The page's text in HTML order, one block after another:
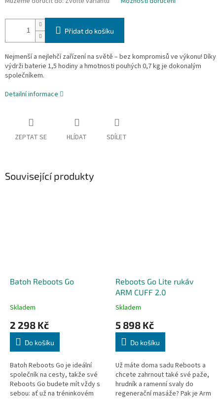
Přidat do košíku
Nejmenší a nejlehčí zařízení na světě – bez kompromisů ve výkonu! Díky
výdrži baterie 1,5 hodiny a hmotnosti pouhých 0,7 kg je dokonalým
společníkem.
Detailní informace
ZEPTAT SE HLÍDAT SDÍLET
Související produkty
Batoh Reboots Go
Skladem
2 298 Kč
Do košíku
Batoh Reboots Go je ideální
společník na cesty, takže své
Reboots Go budete mít vždy s
sebou: ať už na tréninkovém
Reboots Go Lite rukáv
ARM CUFF 2.0
Skladem
5 898 Kč
Do košíku
Už máte doma sadu Reboots a
chcete zahrnout také své paže,
hrudník a ramenní svaly do
regenerační masáže? Pak je Arm